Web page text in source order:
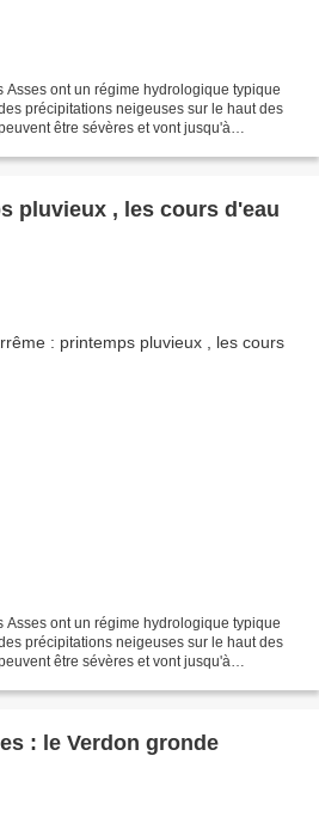
Asses ont un régime hydrologique typique
précipitations neigeuses sur le haut des
être sévères et vont jusqu'à
pluvieux , les cours d'eau
Asses ont un régime hydrologique typique
précipitations neigeuses sur le haut des
être sévères et vont jusqu'à
: le Verdon gronde